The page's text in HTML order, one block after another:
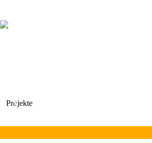
Navigation
Projekte